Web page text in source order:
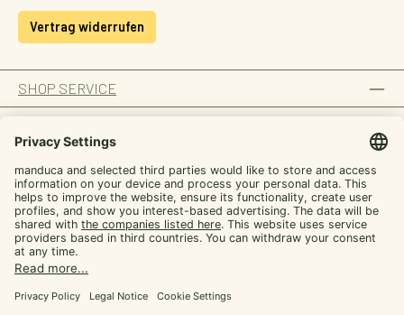
Vertrag widerrufen
SHOP SERVICE
ZAHLUNGSARTEN
SICHER EINKAUFEN
UNSERE COMMUNITIES
Von manduca,
für dich
Werde manduca Insider und hol dir Tipps rund
ums Tragen plus exklusive Aktionen